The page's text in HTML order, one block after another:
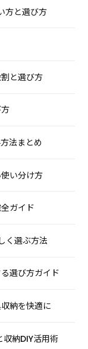
方と選び方
と選び方
法まとめ
い分け方
ガイド
く選ぶ方法
選び方ガイド
納を快適に
納DIY活用術